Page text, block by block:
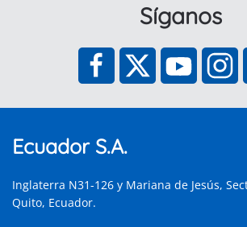
Síganos
Ecuador S.A.
Inglaterra N31-126 y Mariana de Jesús,
Quito, Ecuador.